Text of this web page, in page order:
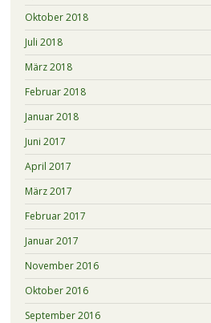
Oktober 2018
Juli 2018
März 2018
Februar 2018
Januar 2018
Juni 2017
April 2017
März 2017
Februar 2017
Januar 2017
November 2016
Oktober 2016
September 2016